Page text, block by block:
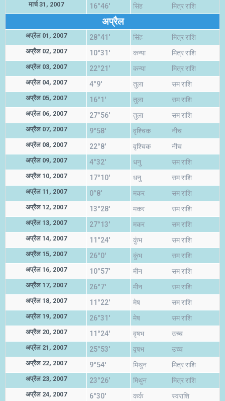
मार्च 31, 2007 16°46' सिंह मित्र राशि
अप्रैल
अप्रैल 01, 2007 28°41' सिंह मित्र राशि
अप्रैल 02, 2007 10°31' कन्या मित्र राशि
अप्रैल 03, 2007 22°21' कन्या मित्र राशि
अप्रैल 04, 2007 4°9' तुला सम राशि
अप्रैल 05, 2007 16°1' तुला सम राशि
अप्रैल 06, 2007 27°56' तुला सम राशि
अप्रैल 07, 2007 9°58' वृश्चिक नीच
अप्रैल 08, 2007 22°8' वृश्चिक नीच
अप्रैल 09, 2007 4°32' धनु सम राशि
अप्रैल 10, 2007 17°10' धनु सम राशि
अप्रैल 11, 2007 0°8' मकर सम राशि
अप्रैल 12, 2007 13°28' मकर सम राशि
अप्रैल 13, 2007 27°13' मकर सम राशि
अप्रैल 14, 2007 11°24' कुंभ सम राशि
अप्रैल 15, 2007 26°0' कुंभ सम राशि
अप्रैल 16, 2007 10°57' मीन सम राशि
अप्रैल 17, 2007 26°7' मीन सम राशि
अप्रैल 18, 2007 11°22' मेष सम राशि
अप्रैल 19, 2007 26°31' मेष सम राशि
अप्रैल 20, 2007 11°24' वृषभ उच्च
अप्रैल 21, 2007 25°53' वृषभ उच्च
अप्रैल 22, 2007 9°54' मिथुन मित्र राशि
अप्रैल 23, 2007 23°26' मिथुन मित्र राशि
अप्रैल 24, 2007 6°30' कर्क स्वराशि